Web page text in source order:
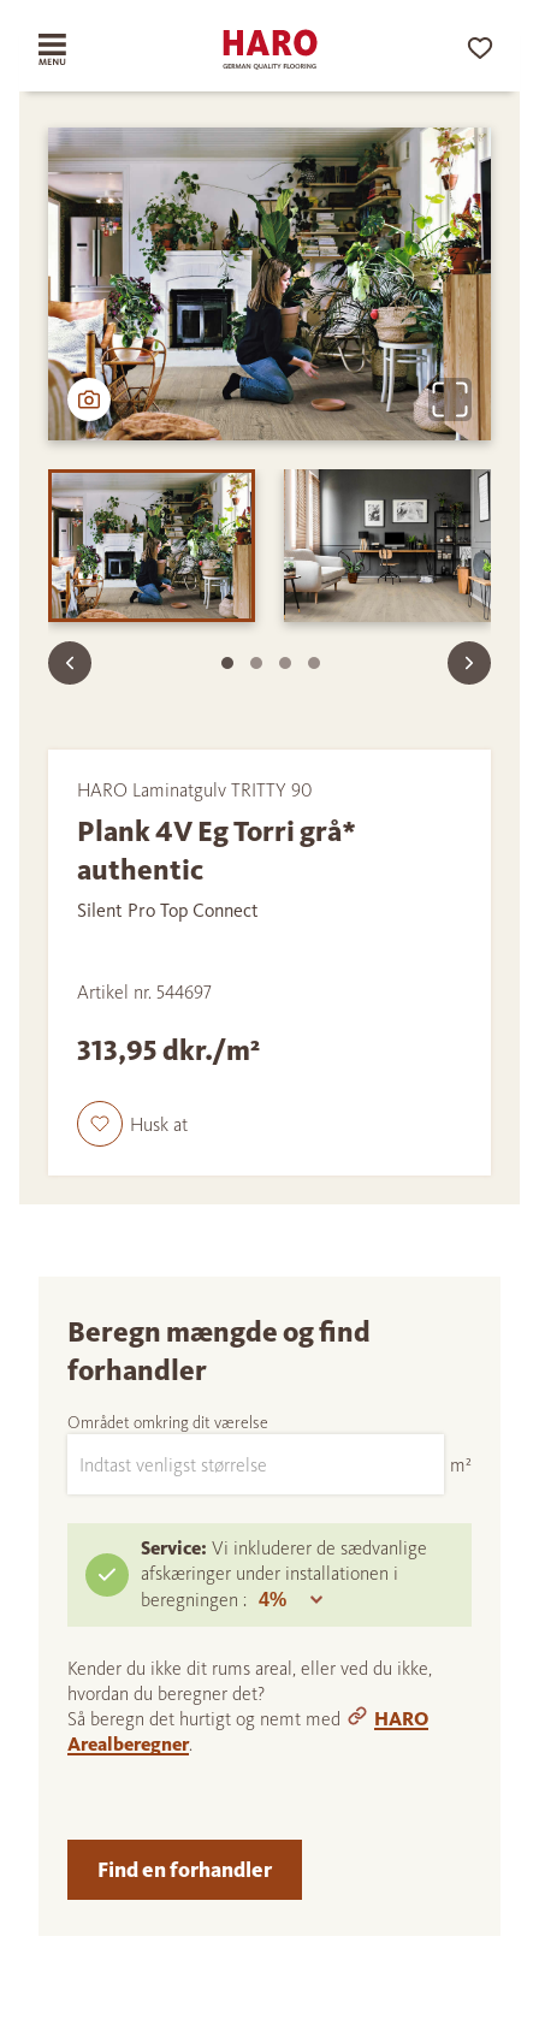
HARO Laminatgulv TRITTY 90
Plank 4V Eg Torri grå*
authentic
Silent Pro Top Connect
Artikel nr. 544697
313,95 dkr./m²
Husk at
Beregn mængde og find
forhandler
Området omkring dit værelse
m²
Service: Vi inkluderer de sædvanlige
afskæringer under installationen i
beregningen :
Kender du ikke dit rums areal, eller ved du ikke,
hvordan du beregner det?
Så beregn det hurtigt og nemt med
HARO
Arealberegner.
Find en forhandler